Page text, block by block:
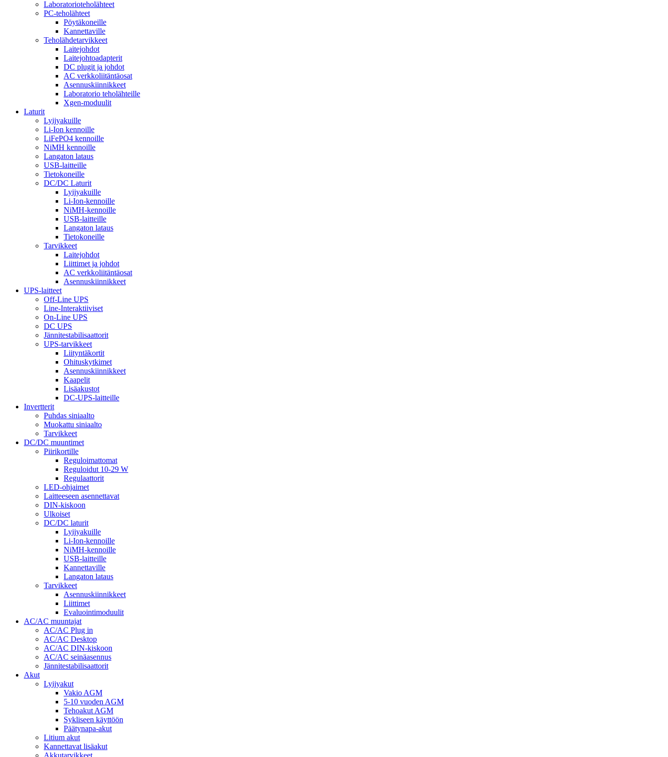
Laboratorioteholähteet
PC-teholähteet
Pöytäkoneille
Kannettaville
Teholähdetarvikkeet
Laitejohdot
Laitejohtoadapterit
DC plugit ja johdot
AC verkkoliitäntäosat
Asennuskiinnikkeet
Laboratorio teholähteille
Xgen-moduulit
Laturit
Lyijyakuille
Li-Ion kennoille
LiFePO4 kennoille
NiMH kennoille
Langaton lataus
USB-laitteille
Tietokoneille
DC/DC Laturit
Lyijyakuille
Li-Ion-kennoille
NiMH-kennoille
USB-laitteille
Langaton lataus
Tietokoneille
Tarvikkeet
Laitejohdot
Liittimet ja johdot
AC verkkoliitäntäosat
Asennuskiinnikkeet
UPS-laitteet
Off-Line UPS
Line-Interaktiiviset
On-Line UPS
DC UPS
Jännitestabilisaattorit
UPS-tarvikkeet
Liityntäkortit
Ohituskytkimet
Asennuskiinnikkeet
Kaapelit
Lisäakustot
DC-UPS-laitteille
Invertterit
Puhdas siniaalto
Muokattu siniaalto
Tarvikkeet
DC/DC muuntimet
Piirikortille
Reguloimattomat
Reguloidut 10-29 W
Regulaattorit
LED-ohjaimet
Laitteeseen asennettavat
DIN-kiskoon
Ulkoiset
DC/DC laturit
Lyijyakuille
Li-Ion-kennoille
NiMH-kennoille
USB-laitteille
Kannettaville
Langaton lataus
Tarvikkeet
Asennuskiinnikkeet
Liittimet
Evaluointimoduulit
AC/AC muuntajat
AC/AC Plug in
AC/AC Desktop
AC/AC DIN-kiskoon
AC/AC seinäasennus
Jännitestabilisaattorit
Akut
Lyijyakut
Vakio AGM
5-10 vuoden AGM
Tehoakut AGM
Sykliseen käyttöön
Päätynapa-akut
Litium akut
Kannettavat lisäakut
Akkutarvikkeet